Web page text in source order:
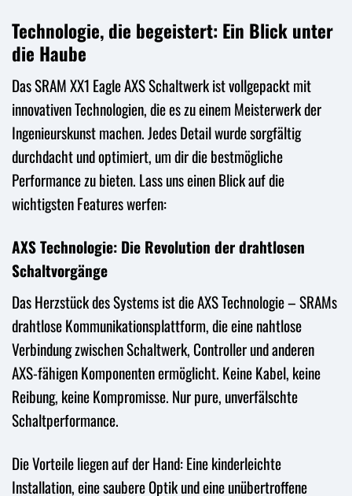
Technologie, die begeistert: Ein Blick unter
die Haube
Das SRAM XX1 Eagle AXS Schaltwerk ist vollgepackt mit
innovativen Technologien, die es zu einem Meisterwerk der
Ingenieurskunst machen. Jedes Detail wurde sorgfältig
durchdacht und optimiert, um dir die bestmögliche
Performance zu bieten. Lass uns einen Blick auf die
wichtigsten Features werfen:
AXS Technologie: Die Revolution der drahtlosen
Schaltvorgänge
Das Herzstück des Systems ist die AXS Technologie – SRAMs
drahtlose Kommunikationsplattform, die eine nahtlose
Verbindung zwischen Schaltwerk, Controller und anderen
AXS-fähigen Komponenten ermöglicht. Keine Kabel, keine
Reibung, keine Kompromisse. Nur pure, unverfälschte
Schaltperformance.
Die Vorteile liegen auf der Hand: Eine kinderleichte
Installation, eine saubere Optik und eine unübertroffene